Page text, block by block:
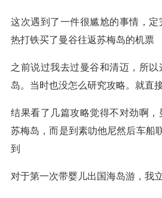
这次遇到了一件很尴尬的事情，
热打铁买了曼谷往返苏梅岛的机票
之前说过我去过曼谷和清迈，所
岛。当时也没怎么研究攻略。就直
结果看了几篇攻略觉得不对劲啊
苏梅岛，而是到素叻他尼然后车船
到
对于第一次带婴儿出国海岛游，我